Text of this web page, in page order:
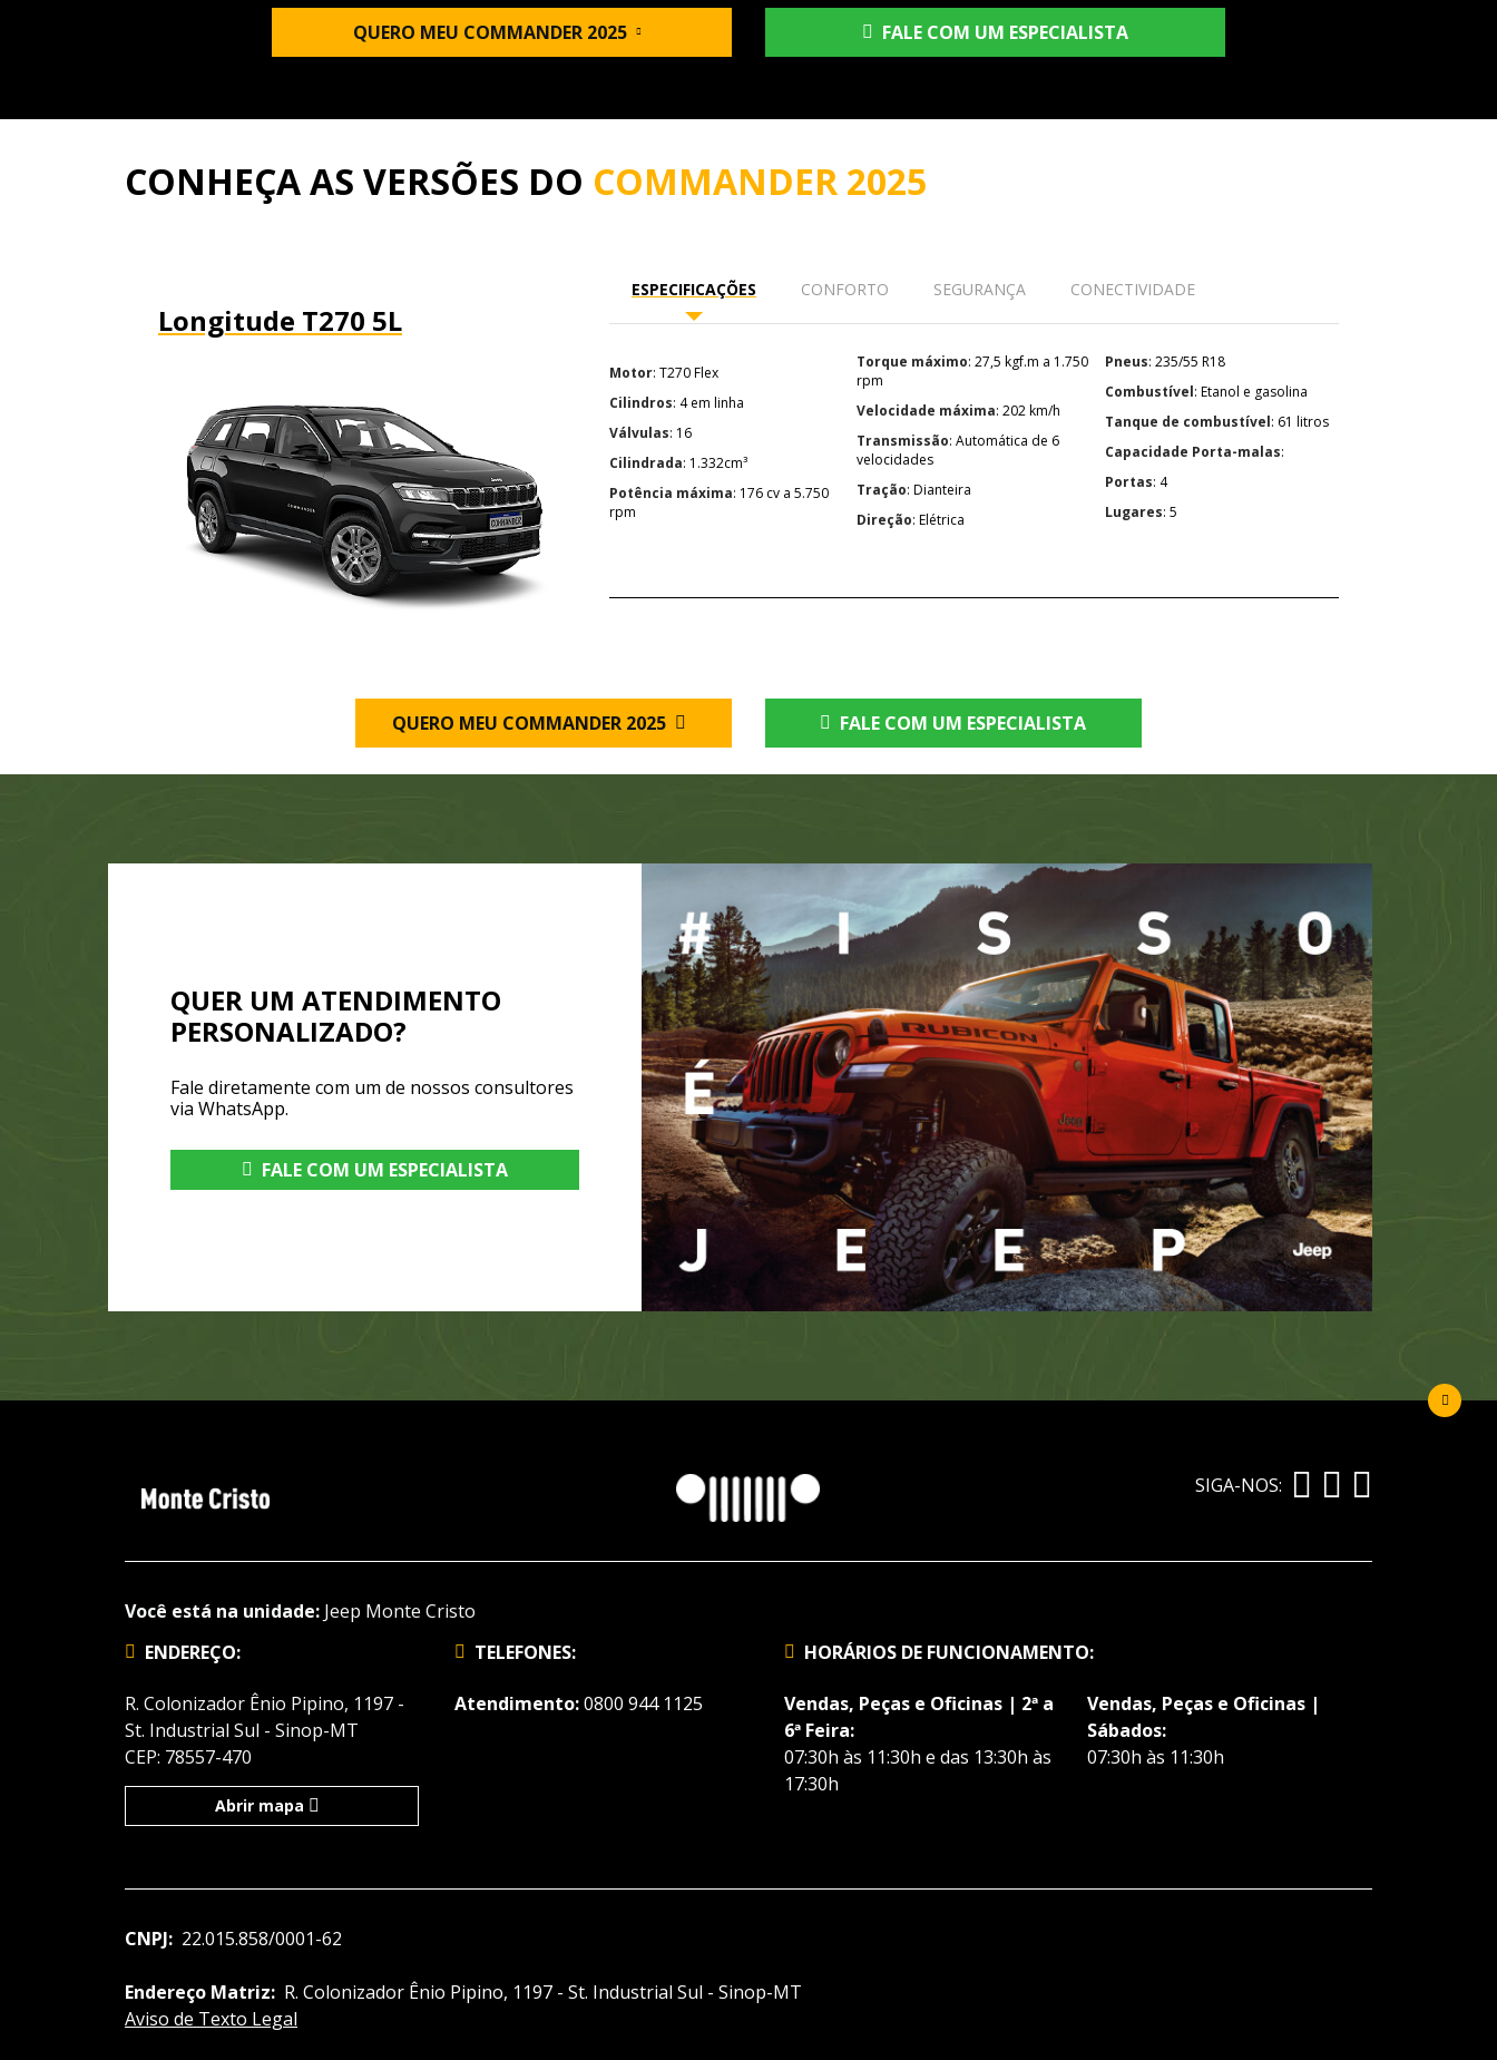
QUERO MEU COMMANDER 2025 FALE COM UM ESPECIALISTA
CONHEÇA AS VERSÕES DO COMMANDER 2025
Longitude T270 5L
ESPECIFICAÇÕES CONFORTO SEGURANÇA CONECTIVIDADE
Motor : T270 Flex
Cilindros : 4 em linha
Válvulas : 16
Cilindrada : 1.332cm³
Potência máxima: 176 cv a 5.750
rpm
Torque máximo: 27,5 kgf.m a 1.750
rpm
Velocidade máxima : 202 km/h
Transmissão: Automática de 6
velocidades
Tração : Dianteira
Direção : Elétrica
Pneus : 235/55 R18
Combustível : Etanol e gasolina
Tanque de combustível : 61 litros
Capacidade Porta-malas:
Portas : 4
Lugares : 5
QUERO MEU COMMANDER 2025 FALE COM UM ESPECIALISTA
QUER UM ATENDIMENTO
PERSONALIZADO?
Fale diretamente com um de nossos consultores
via WhatsApp.
FALE COM UM ESPECIALISTA
SIGA-NOS:
Você está na unidade: Jeep Monte Cristo
ENDEREÇO:
R. Colonizador Ênio Pipino, 1197 -
St. Industrial Sul - Sinop-MT
CEP: 78557-470
Abrir mapa
TELEFONES:
Atendimento:0800 944 1125
HORÁRIOS DE FUNCIONAMENTO:
Vendas, Peças e Oficinas | 2ª a
6ª Feira:
07:30h às 11:30h e das 13:30h às
17:30h
Vendas, Peças e Oficinas |
Sábados:
07:30h às 11:30h
CNPJ: 22.015.858/0001-62
Endereço Matriz: R. Colonizador Ênio Pipino, 1197 - St. Industrial Sul - Sinop-MT
Aviso de Texto Legal